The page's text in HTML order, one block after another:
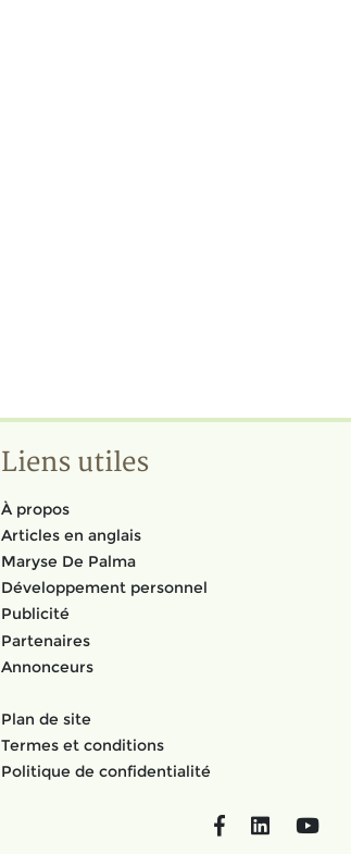
Liens utiles
À propos
Articles en anglais
Maryse De Palma
Développement personnel
Publicité
Partenaires
Annonceurs
Plan de site
Termes et conditions
Politique de confidentialité
FacebookLinkedIn